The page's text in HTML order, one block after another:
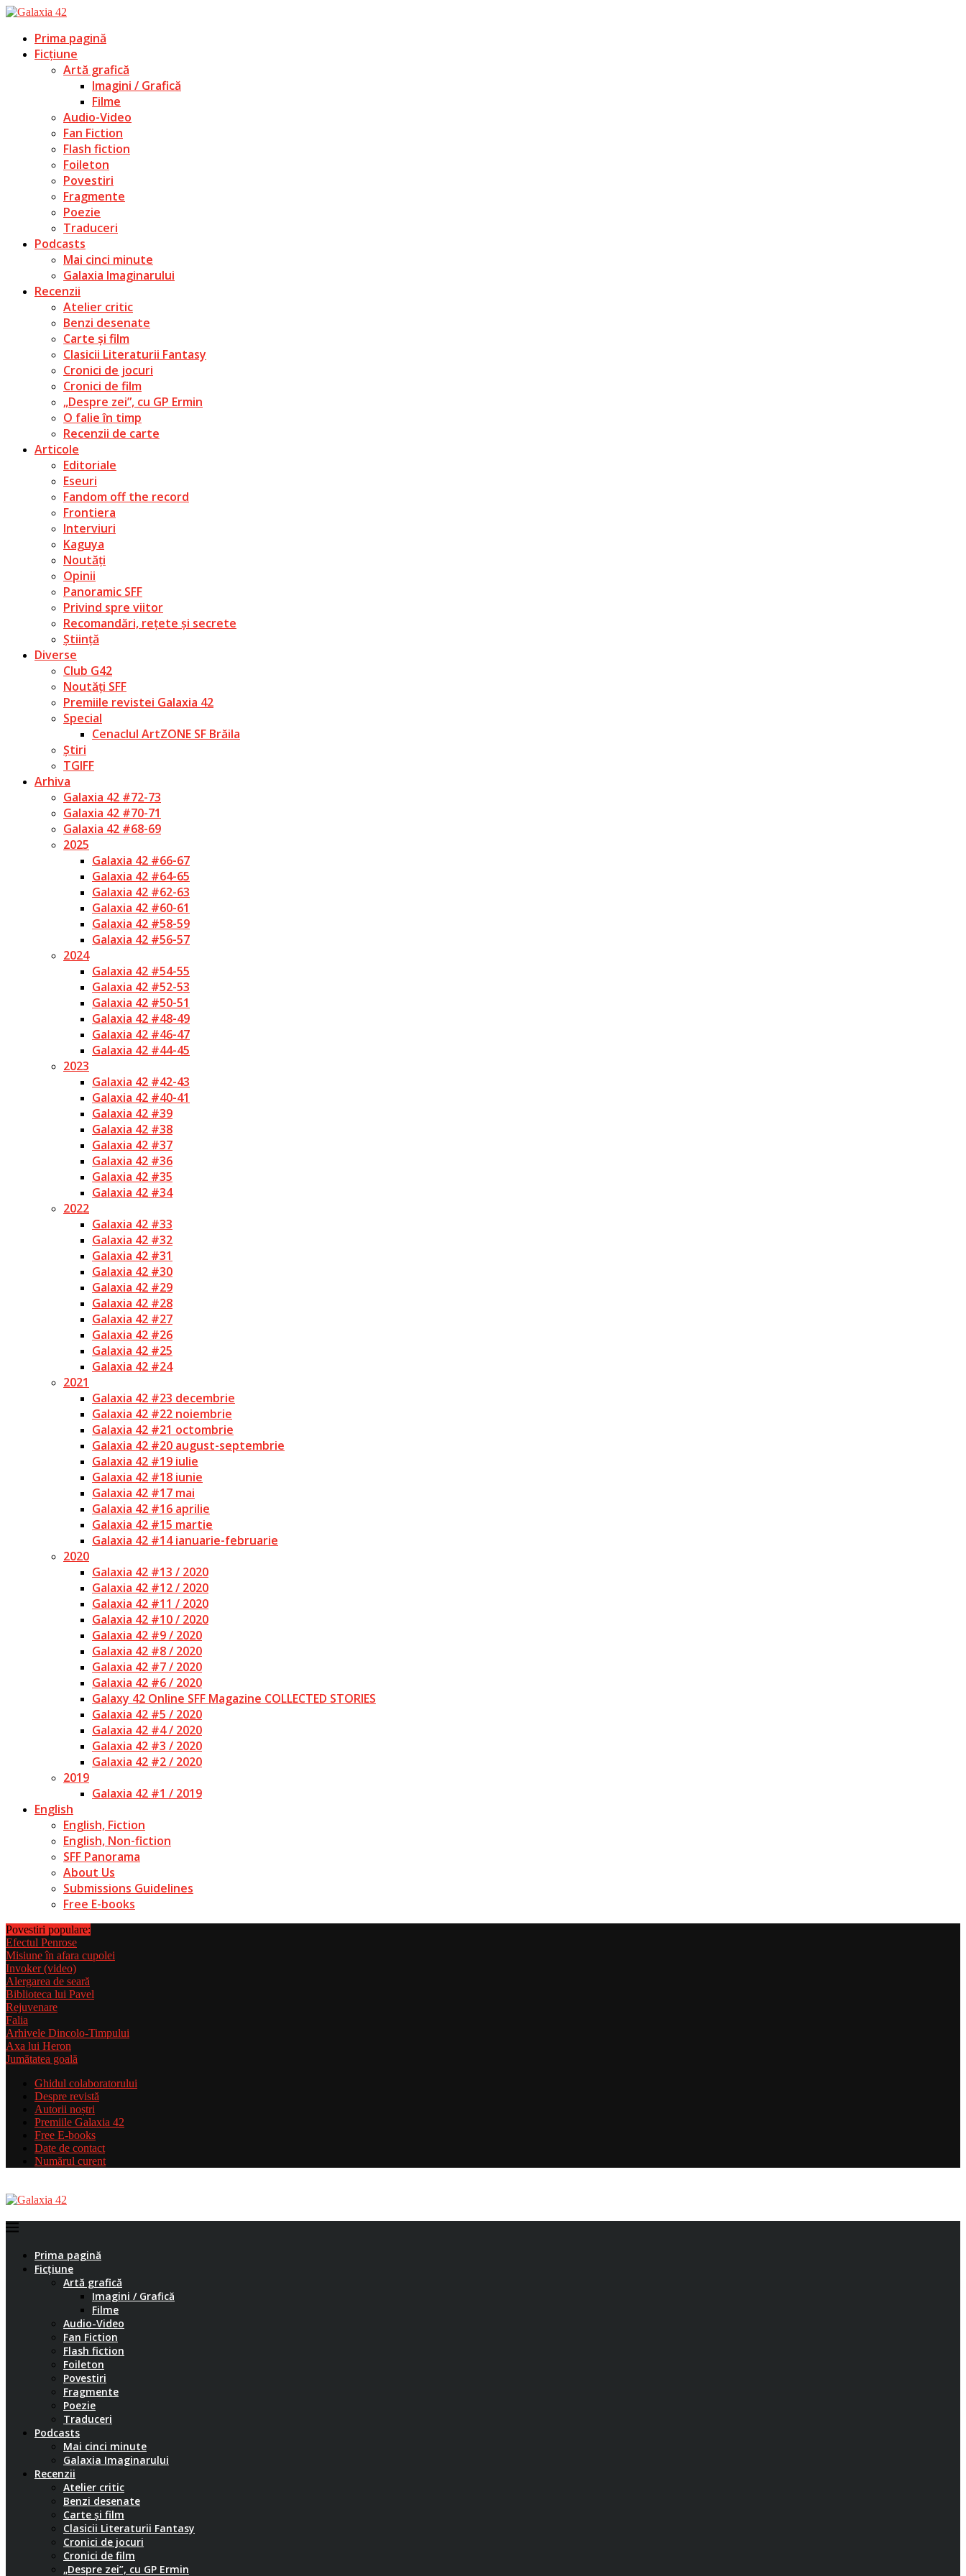
Prima pagină
Ficțiune
Artă grafică
Imagini / Grafică
Filme
Audio-Video
Fan Fiction
Flash fiction
Foileton
Povestiri
Fragmente
Poezie
Traduceri
Podcasts
Mai cinci minute
Galaxia Imaginarului
Recenzii
Atelier critic
Benzi desenate
Carte și film
Clasicii Literaturii Fantasy
Cronici de jocuri
Cronici de film
„Despre zei”, cu GP Ermin
O falie în timp
Recenzii de carte
Articole
Editoriale
Eseuri
Fandom off the record
Frontiera
Interviuri
Kaguya
Noutăți
Opinii
Panoramic SFF
Privind spre viitor
Recomandări, rețete și secrete
Știință
Diverse
Club G42
Noutăți SFF
Premiile revistei Galaxia 42
Special
Cenaclul ArtZONE SF Brăila
Știri
TGIFF
Arhiva
Galaxia 42 #72-73
Galaxia 42 #70-71
Galaxia 42 #68-69
2025
Galaxia 42 #66-67
Galaxia 42 #64-65
Galaxia 42 #62-63
Galaxia 42 #60-61
Galaxia 42 #58-59
Galaxia 42 #56-57
2024
Galaxia 42 #54-55
Galaxia 42 #52-53
Galaxia 42 #50-51
Galaxia 42 #48-49
Galaxia 42 #46-47
Galaxia 42 #44-45
2023
Galaxia 42 #42-43
Galaxia 42 #40-41
Galaxia 42 #39
Galaxia 42 #38
Galaxia 42 #37
Galaxia 42 #36
Galaxia 42 #35
Galaxia 42 #34
2022
Galaxia 42 #33
Galaxia 42 #32
Galaxia 42 #31
Galaxia 42 #30
Galaxia 42 #29
Galaxia 42 #28
Galaxia 42 #27
Galaxia 42 #26
Galaxia 42 #25
Galaxia 42 #24
2021
Galaxia 42 #23 decembrie
Galaxia 42 #22 noiembrie
Galaxia 42 #21 octombrie
Galaxia 42 #20 august-septembrie
Galaxia 42 #19 iulie
Galaxia 42 #18 iunie
Galaxia 42 #17 mai
Galaxia 42 #16 aprilie
Galaxia 42 #15 martie
Galaxia 42 #14 ianuarie-februarie
2020
Galaxia 42 #13 / 2020
Galaxia 42 #12 / 2020
Galaxia 42 #11 / 2020
Galaxia 42 #10 / 2020
Galaxia 42 #9 / 2020
Galaxia 42 #8 / 2020
Galaxia 42 #7 / 2020
Galaxia 42 #6 / 2020
Galaxy 42 Online SFF Magazine COLLECTED STORIES
Galaxia 42 #5 / 2020
Galaxia 42 #4 / 2020
Galaxia 42 #3 / 2020
Galaxia 42 #2 / 2020
2019
Galaxia 42 #1 / 2019
English
English, Fiction
English, Non-fiction
SFF Panorama
About Us
Submissions Guidelines
Free E-books
Povestiri populare:
Efectul Penrose
Misiune în afara cupolei
Invoker (video)
Alergarea de seară
Biblioteca lui Pavel
Rejuvenare
Falia
Arhivele Dincolo-Timpului
Axa lui Heron
Jumătatea goală
Ghidul colaboratorului
Despre revistă
Autorii noștri
Premiile Galaxia 42
Free E-books
Date de contact
Numărul curent
Prima pagină
Ficțiune
Artă grafică
Imagini / Grafică
Filme
Audio-Video
Fan Fiction
Flash fiction
Foileton
Povestiri
Fragmente
Poezie
Traduceri
Podcasts
Mai cinci minute
Galaxia Imaginarului
Recenzii
Atelier critic
Benzi desenate
Carte și film
Clasicii Literaturii Fantasy
Cronici de jocuri
Cronici de film
„Despre zei”, cu GP Ermin